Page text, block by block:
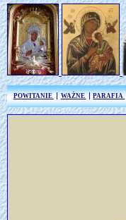
POWITANIE WAŻNE PARAFIA